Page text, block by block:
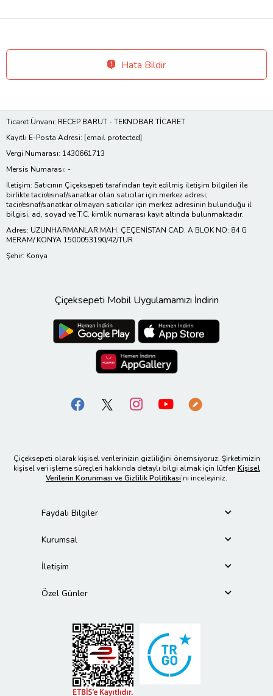
Hata Bildir
Ticaret Ünvanı: RECEP BARUT - TEKNOBAR TİCARET
Kayıtlı E-Posta Adresi: [email protected]
Vergi Numarası: 1430661713
Mersis Numarası: -
İletişim: Satıcının Çiçeksepeti tarafından teyit edilmiş iletişim bilgileri ile
birlikte tacir/esnaf/sanatkar olan satıcılar için merkez adresi;
tacir/esnaf/sanatkar olmayan satıcılar için merkez adresinin bulunduğu il
bilgisi, ad, soyad ve T.C. kimlik numarası kayıt altında bulunmaktadır.
Adres: UZUNHARMANLAR MAH. ÇEÇENİSTAN CAD. A BLOK NO: 84 G
MERAM/ KONYA 1500053190/42/TUR
Şehir: Konya
Çiçeksepeti Mobil Uygulamamızı İndirin
Çiçeksepeti olarak kişisel verilerinizin gizliliğini önemsiyoruz. Şirketimizin
kişisel veri işleme süreçleri hakkında detaylı bilgi almak için lütfen Kişisel
Verilerin Korunması ve Gizlilik Politikası’nı inceleyiniz.
Faydalı Bilgiler
Kurumsal
İletişim
Özel Günler